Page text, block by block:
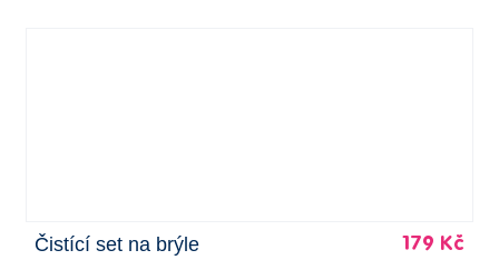
Čistící set na brýle 179 Kč